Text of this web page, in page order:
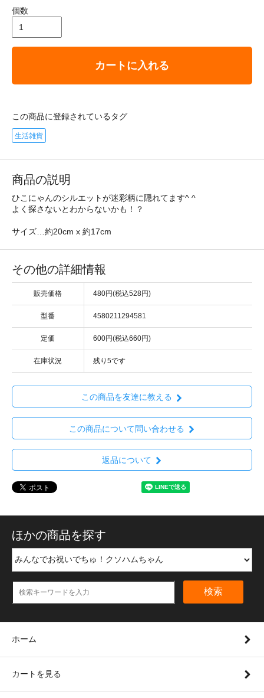
個数
カートに入れる
この商品に登録されているタグ
生活雑貨
商品の説明
ひこにゃんのシルエットが迷彩柄に隠れてます^ ^
よく探さないとわからないかも！？
サイズ…約20cm x 約17cm
その他の詳細情報
販売価格 480円(税込528円)
型番 4580211294581
定価 600円(税込660円)
在庫状況 残り5です
この商品を友達に教える
この商品について問い合わせる
返品について
ほかの商品を探す
検索
ホーム
カートを見る